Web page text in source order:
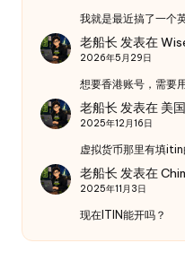
我就是最近搞了一个
老船长 发表在
2026年5月29日
想要香港账号，需要
老船长 发表在 美
2025年12月16日
虚拟货币那里有填itin
老船长 发表在
2025年11月3日
现在ITIN能开吗？